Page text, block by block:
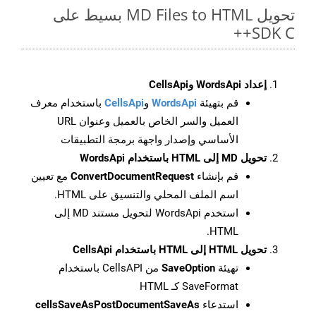
تحويل MD Files to HTML بسيط على
SDK C++
إعداد WordsApi وCellsApi
قم بتهيئة WordsApi وCellsApi باستخدام معرف
العميل والسر الخاص بالعميل وعنوان URL
الأساسي وإصدار واجهة برمجة التطبيقات
تحويل MD إلى HTML باستخدام WordsApi
قم بإنشاء ConvertDocumentRequest مع تعيين
اسم الملف المحلي والتنسيق على HTML.
استخدم WordsApi لتحويل مستند MD إلى
HTML.
تحويل HTML إلى HTML باستخدام CellsApi
تهيئة SaveOption
من CellsAPI باستخدام
SaveFormat كـ HTML
استدعاء cellsSaveAsPostDocumentSaveAs